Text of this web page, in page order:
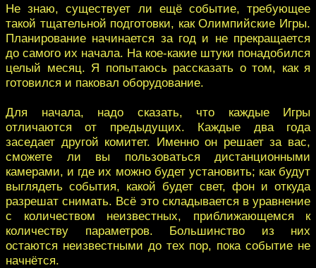
Не знаю, существует ли ещё событие, требующее
такой тщательной подготовки, как Олимпийские Игры.
Планирование начинается за год и не прекращается
до самого их начала. На кое-какие штуки понадобился
целый месяц. Я попытаюсь рассказать о том, как я
готовился и паковал оборудование.
Для начала, надо сказать, что каждые Игры
отличаются от предыдущих. Каждые два года
заседает другой комитет. Именно он решает за вас,
сможете ли вы пользоваться дистанционными
камерами, и где их можно будет установить; как будут
выглядеть события, какой будет свет, фон и откуда
разрешат снимать. Всё это складывается в уравнение
с количеством неизвестных, приближающемся к
количеству параметров. Большинство из них
остаются неизвестными до тех пор, пока событие не
начнётся.